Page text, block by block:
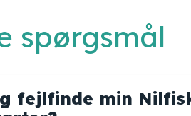
spørgsmål
fejlfinde min